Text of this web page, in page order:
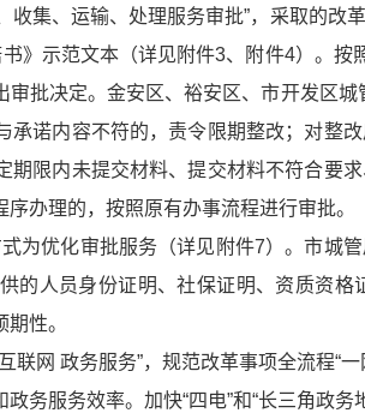
收集、运输、处理服务审批”，采取的
》 示范文本（详见附件3、附件4）。按
批决定。金安区、裕安区、市开发区
承诺内容不符的，责令限期整改；对整
限内未提交材料、提交材料不符合要
办理的，按照原有办事流程进行审批。
为优化审批服务（详见附件7）。市城
的人员身份证明、社保证明、资质资
性。
联网 政务服务”，规范改革事项全流程“
务服务效率。加快“四电”和“长三角政务